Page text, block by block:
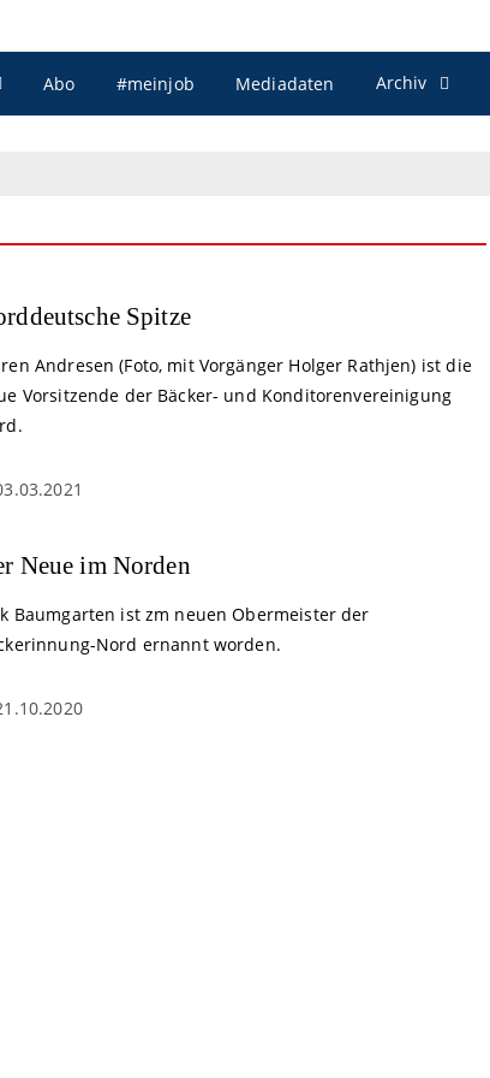
Abo #meinjob Mediadaten Archiv
Spitze
Andresen (Foto, mit Vorgänger Holger Rathjen) ist die
Vorsitzende der Bäcker- und Konditorenvereinigung
Neue im Norden
Baumgarten ist zm neuen Obermeister der
Nord ernannt worden.